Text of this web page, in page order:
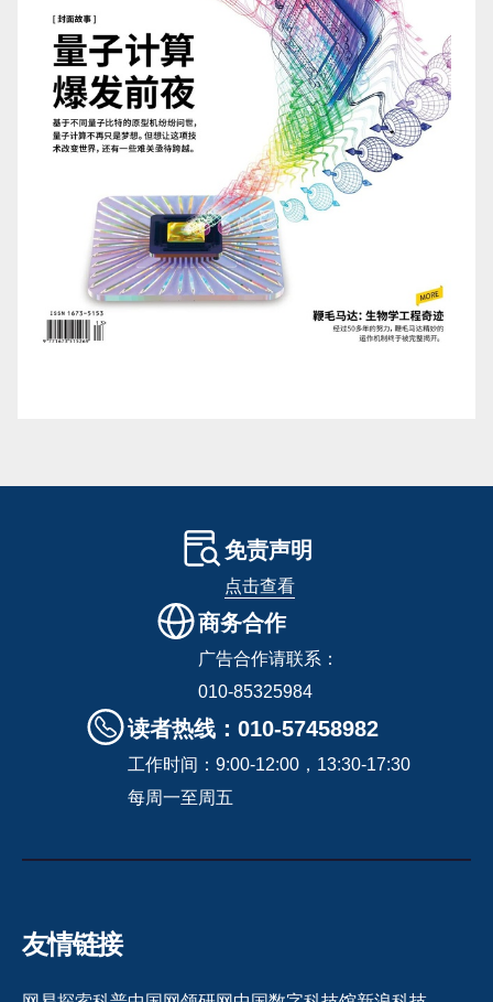
免责声明
点击查看
商务合作
广告合作请联系：
010-85325984
读者热线：010-57458982
工作时间：9:00-12:00，13:30-17:30
每周一至周五
友情链接